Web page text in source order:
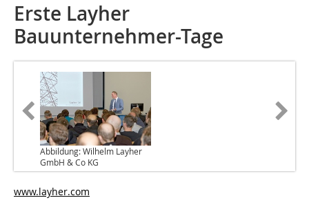
Erste Layher
Bauunternehmer-Tage
Abbildung: Wilhelm Layher
GmbH & Co KG
www.layher.com